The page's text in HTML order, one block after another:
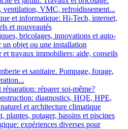
ventilation, VMC, refroidissement...
et informatique: Hi-Tech, internet,
et nouveautés
bricolages, innovations et auto-
objet ou une installation
et travaux immobiliers: aide, conseils
et sanitaire. Pompage, forage,
réparation: réparer soi-même?
diagnostics, HQE, HPE,
et architecture climatique
plantes, potager, bassins et piscines
expériences diverses pour